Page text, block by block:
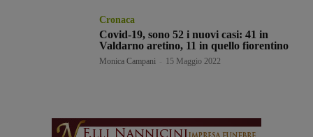
Cronaca
Covid-19, sono 52 i nuovi casi: 41 in
Valdarno aretino, 11 in quello fiorentino
Monica Campani 15 Maggio 2022